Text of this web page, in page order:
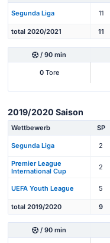
Segunda Liga 11
total 2020/2021 11
/ 90 min
0Tore
2019/2020 Saison
Wettbewerb SP
Segunda Liga 2
Premier League
International Cup
2
UEFA Youth League 5
total 2019/2020 9
/ 90 min